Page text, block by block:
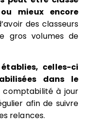
mieux encore
des classeurs
gros volumes de
celles-ci
dans le
comptabilité à jour
afin de suivre
relances.